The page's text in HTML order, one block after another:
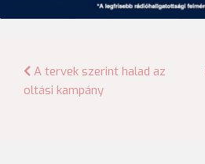
Bejegyzés
navigáció
A tervek szerint halad az
oltási kampány